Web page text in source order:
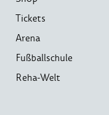
Tickets
Arena
Fußballschule
Reha-Welt